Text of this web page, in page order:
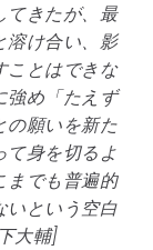
てきたが、最
溶け合い、影
ことはできな
強め「たえず
の願いを新た
て身を切るよ
までも普遍的
いという空白
大輔]